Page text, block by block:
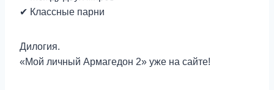
✔ Классные парни
Дилогия.
«Мой личный Армагедон 2» уже на сайте!